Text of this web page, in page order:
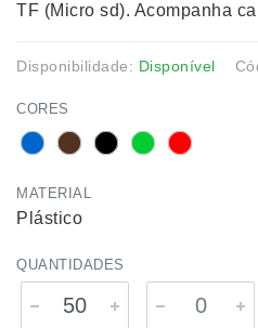
TF (Micro sd). Acompanha
Disponibilidade: Disponível
CORES
MATERIAL
Plástico
QUANTIDADES